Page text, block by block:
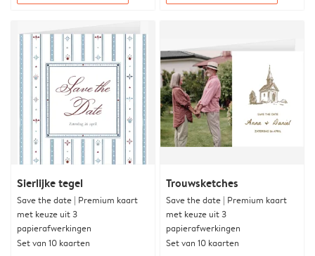
Sierlijke tegel
Save the date | Premium kaart
met keuze uit 3
papierafwerkingen
Set van 10 kaarten
Trouwsketches
Save the date | Premium kaart
met keuze uit 3
papierafwerkingen
Set van 10 kaarten